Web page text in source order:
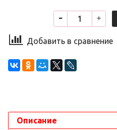
Добавить в сравнение
Описание